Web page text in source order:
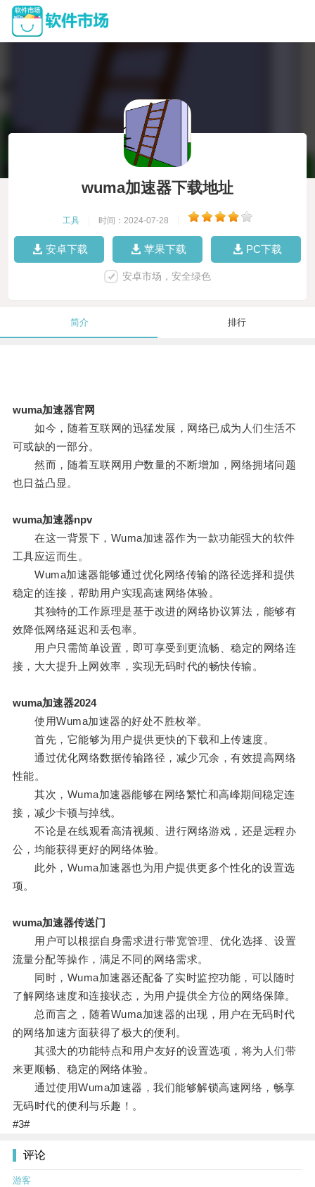
wuma加速器下载地址
工具 时间：2024-07-28
安卓下载 苹果下载 PC下载
安卓市场，安全绿色
简介 排行
wuma加速器官网
如今，随着互联网的迅猛发展，网络已成为人们生活不
可或缺的一部分。
然而，随着互联网用户数量的不断增加，网络拥堵问题
也日益凸显。
wuma加速器npv
在这一背景下，Wuma加速器作为一款功能强大的软件
工具应运而生。
Wuma加速器能够通过优化网络传输的路径选择和提供
稳定的连接，帮助用户实现高速网络体验。
其独特的工作原理是基于改进的网络协议算法，能够有
效降低网络延迟和丢包率。
用户只需简单设置，即可享受到更流畅、稳定的网络连
接，大大提升上网效率，实现无码时代的畅快传输。
wuma加速器2024
使用Wuma加速器的好处不胜枚举。
首先，它能够为用户提供更快的下载和上传速度。
通过优化网络数据传输路径，减少冗余，有效提高网络
性能。
其次，Wuma加速器能够在网络繁忙和高峰期间稳定连
接，减少卡顿与掉线。
不论是在线观看高清视频、进行网络游戏，还是远程办
公，均能获得更好的网络体验。
此外，Wuma加速器也为用户提供更多个性化的设置选
项。
wuma加速器传送门
用户可以根据自身需求进行带宽管理、优化选择、设置
流量分配等操作，满足不同的网络需求。
同时，Wuma加速器还配备了实时监控功能，可以随时
了解网络速度和连接状态，为用户提供全方位的网络保障。
总而言之，随着Wuma加速器的出现，用户在无码时代
的网络加速方面获得了极大的便利。
其强大的功能特点和用户友好的设置选项，将为人们带
来更顺畅、稳定的网络体验。
通过使用Wuma加速器，我们能够解锁高速网络，畅享
无码时代的便利与乐趣！。
#3#
评论
游客